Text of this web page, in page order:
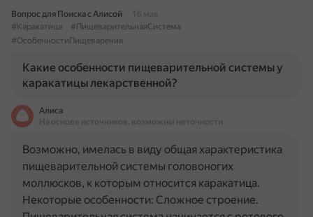
Вопрос для Поиска с Алисой
16 мая
#Каракатица
#ПищеварительнаяСистема
#ОсобенностиПищеварения
Какие особенности пищеварительной системы у
каракатицы лекарственной?
Алиса
На основе источников, возможны неточности
Возможно, имелась в виду общая характеристика
пищеварительной системы головоногих
моллюсков, к которым относится каракатица.
Некоторые особенности: Сложное строение.